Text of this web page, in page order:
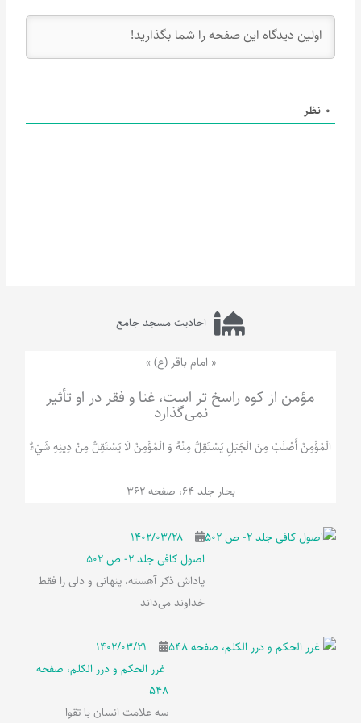
0 نظر
احادیث مسجد جامع
« امام باقر (ع) »
مؤمن از کوه راسخ تر است، غنا و فقر در او تأثیر
نمی‌گذارد
الْمُؤْمِنُ‌ أَصْلَبُ‌ مِنَ‌ الْجَبَلِ‌ یَسْتَقِلُّ مِنْهُ وَ الْمُؤْمِنُ لَا يَسْتَقِلُّ مِنْ دِينِهِ شَيْ‌ءٌ
بحار جلد 64، صفحه 362
۱۴۰۲/۰۳/۲۸
اصول کافی جلد 2- ص 502
پاداش ذکر آهسته، پنهانی و دلی را فقط
خداوند می‌داند
۱۴۰۲/۰۳/۲۱
غرر الحکم و درر الکلم، صفحه
548
سه علامت انسان با تقوا